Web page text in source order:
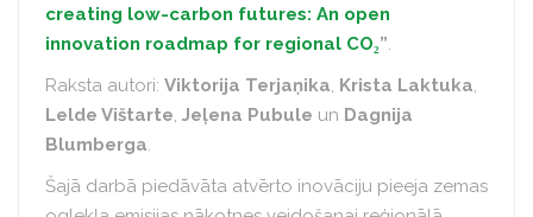
creating low-carbon futures: An open
innovation roadmap for regional CO₂”.
Raksta autori: Viktorija Terjaņika, Krista Laktuka,
Lelde Vištarte, Jeļena Pubule un Dagnija
Blumberga.
Šajā darbā piedāvāta atvērto inovāciju pieeja zemas